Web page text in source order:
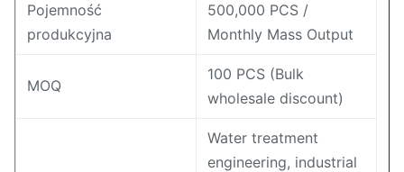
Pojemność
produkcyjna
500,000 PCS /
Monthly Mass Output
MOQ
100 PCS (Bulk
wholesale discount)
Water treatment
engineering, industrial